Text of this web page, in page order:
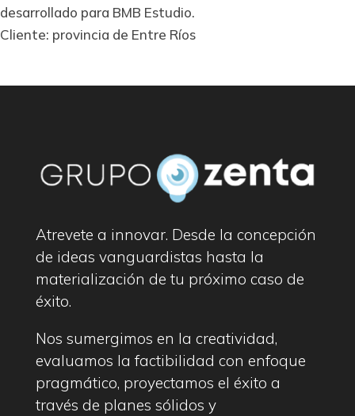
desarrollado para BMB Estudio.
Cliente: provincia de Entre Ríos
Atrevete a innovar. Desde la concepción
de ideas vanguardistas hasta la
materialización de tu próximo caso de
éxito.
Nos sumergimos en la creatividad,
evaluamos la factibilidad con enfoque
pragmático, proyectamos el éxito a
través de planes sólidos y